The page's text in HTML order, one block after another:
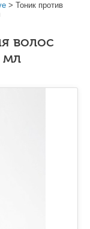
> Тоник против
волос
мл